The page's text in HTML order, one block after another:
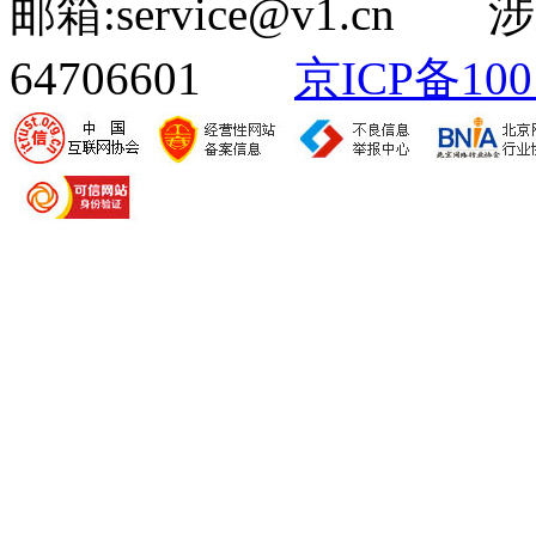
邮箱:service@v1.cn 涉
64706601 京ICP备